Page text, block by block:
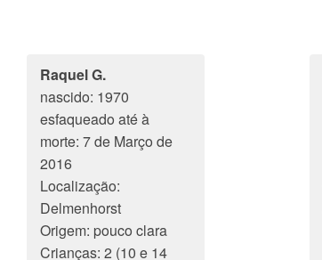
Raquel G.
nascido: 1970
esfaqueado até à
morte: 7 de Março de
2016
Localização:
Delmenhorst
Origem: pouco clara
Crianças: 2 (10 e 14